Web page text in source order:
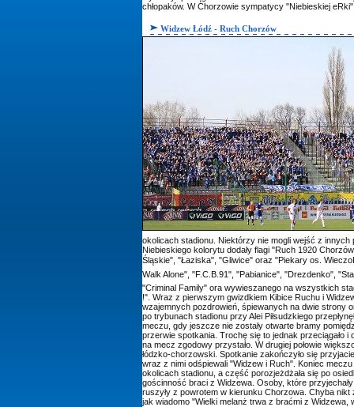
chłopaków. W Chorzowie sympatycy "Niebieskiej
Widzew Łódź - Ruch Chorzów
okolicach stadionu. Niektórzy nie mogli wejść z innych
Niebieskiego kolorytu dodały flagi "Ruch 1920
Śląskie", "Łaziska", "Gliwice" oraz "Piekary os.
Walk Alone", "F.C.B.91", "Pabianice", "Drezdenko",
"Criminal Family" ora wywieszanego na wszystkich
!". Wraz z pierwszym gwizdkiem Kibice Ruchu i
wzajemnych pozdrowień, śpiewanych na dwie strony
po trybunach stadionu przy Alei Piłsudzkiego
meczu, gdy jeszcze nie zostały otwarte bramy
przerwie spotkania. Trochę się to jednak przeciągało i
na mecz zgodowy przystało. W drugiej połowie
łódzko-chorzowski. Spotkanie zakończyło się
wraz z nimi odśpiewali "Widzew i Ruch". Koniec
okolicach stadionu, a część porozjeżdżała się po
gościnność braci z Widzewa. Osoby, które
ruszyły z powrotem w kierunku Chorzowa. Chyba nikt
jak wiadomo "Wielki melanż trwa z braćmi z Widzewa,